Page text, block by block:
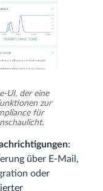
der eine
zur
für
:
über E‑Mail,
oder